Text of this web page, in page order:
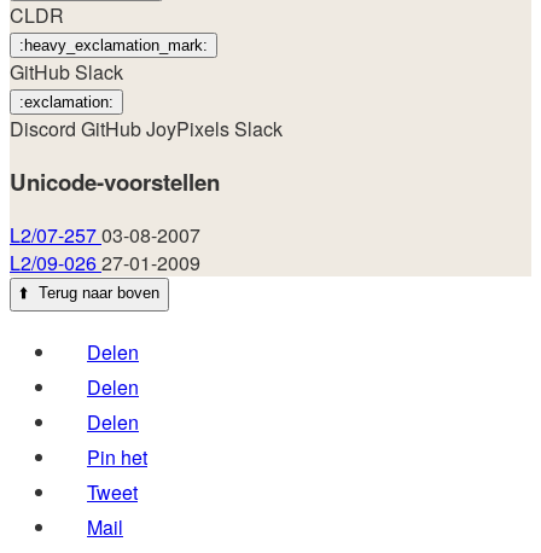
CLDR
:heavy_exclamation_mark:
GitHubSlack
:exclamation:
Discord GitHubJoyPixelsSlack
Unicode-voorstellen
L2/07-25703-08-2007
L2/09-02627-01-2009
⬆️ Terug naar boven
Delen
Delen
Delen
Pin het
Tweet
Mail